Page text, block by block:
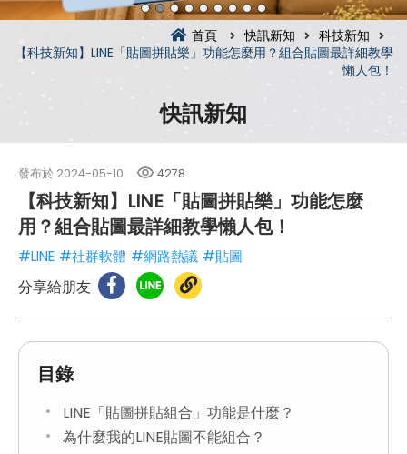
首頁 快訊新知
科技新知
【科技新知】LINE「貼圖拼貼樂」功能怎麼用？組合貼圖最詳細教學
懶人包！
快訊新知
發布於 2024-05-10 4278
【科技新知】LINE「貼圖拼貼樂」功能怎麼
用？組合貼圖最詳細教學懶人包！
#LINE #社群軟體 #網路熱議 #貼圖
分享給朋友
目錄
LINE「貼圖拼貼組合」功能是什麼？
為什麼我的LINE貼圖不能組合？